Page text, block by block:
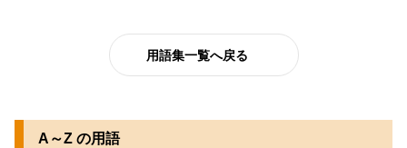
用語集一覧へ戻る
A～Z の用語